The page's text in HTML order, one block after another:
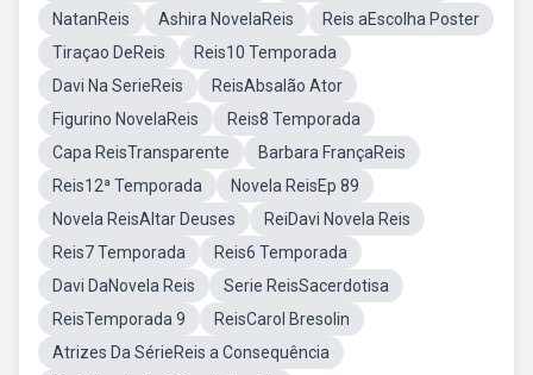
NatanReis Ashira NovelaReis
Reis aEscolha Poster
Tiraçao DeReis
Reis10 Temporada
Davi Na SerieReis
ReisAbsalão Ator
Figurino NovelaReis
Reis8 Temporada
Capa ReisTransparente
Barbara FrançaReis
Reis12ª Temporada
Novela ReisEp 89
Novela ReisAltar Deuses
ReiDavi Novela Reis
Reis7 Temporada
Reis6 Temporada
Davi DaNovela Reis
Serie ReisSacerdotisa
ReisTemporada 9
ReisCarol Bresolin
Atrizes Da SérieReis a Consequência